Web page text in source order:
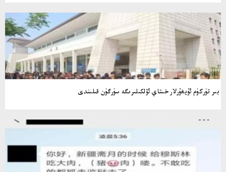
بىر تۈركۈم ئۇيغۇرلار خىتاي ئۆلكىلىرىگە سۈرگۈن قىلىندى